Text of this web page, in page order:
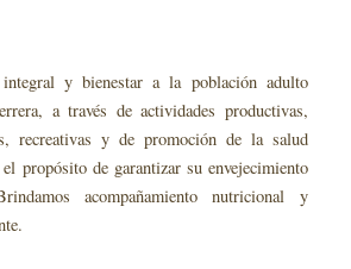
í
d
e
o
integral y bienestar a la población adulto
a través de actividades productivas,
recreativas y de promoción de la salud
propósito de garantizar su envejecimiento
acompañamiento nutricional y